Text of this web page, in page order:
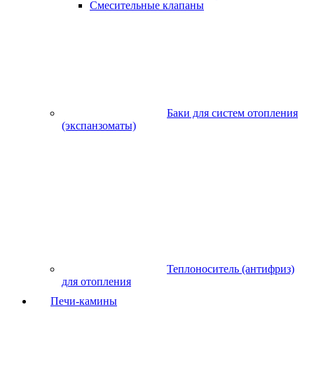
Смесительные клапаны
Баки для систем отопления
(экспанзоматы)
Теплоноситель (антифриз)
для отопления
Печи-камины